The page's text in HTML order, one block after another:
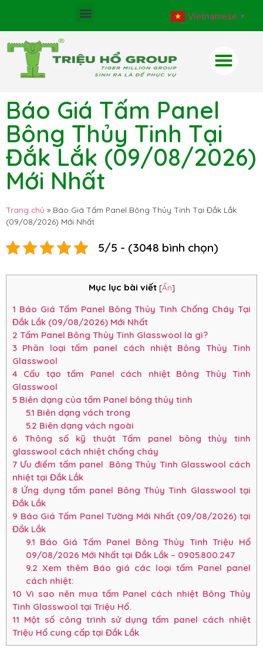
Vietnamese ▼
Báo Giá Tấm Panel
Bông Thủy Tinh Tại
Đắk Lắk (09/08/2026)
Mới Nhất
Trang chủ » Báo Giá Tấm Panel Bông Thủy Tinh Tại Đắk Lắk
(09/08/2026) Mới Nhất
5/5 - (3048 bình chọn)
Mục lục bài viết [Ẩn]
1 Báo Giá Tấm Panel Bông Thủy Tinh Chống Cháy Tại
Đắk Lắk (09/08/2026) Mới Nhất
2 Tấm Panel Bông Thủy Tinh Glasswool là gì?
3 Phân loại tấm panel cách nhiệt Bông Thủy Tinh
Glasswool
4 Cấu tạo tấm Panel cách nhiệt Bông Thủy Tinh
Glasswool
5 Biên dạng của tấm Panel bông thủy tinh
5.1 Biên dạng vách trong
5.2 Biên dạng vách ngoài
6 Thông số kỹ thuật Tấm panel bông thủy tinh
glasswool cách nhiệt chống cháy
7 Ưu điểm tấm panel Bông Thủy Tinh Glasswool cách
nhiệt tại Đắk Lắk
8 Ứng dụng tấm panel Bông Thủy Tinh Glasswool tại
Đắk Lắk
9 Báo Giá Tấm Panel Tường Mới Nhất (09/08/2026) tại
Đắk Lắk
9.1 Báo Giá Tấm Panel Bông Thủy Tinh Triệu Hổ
09/08/2026 Mới Nhất tại Đắk Lắk – 0905.800.247
9.2 Xem thêm Báo giá các loại tấm Panel panel
cách nhiệt:
10 Vì sao nên mua tấm Panel cách nhiệt Bông Thủy
Tinh Glasswool tại Triệu Hổ.
11 Một số công trình sử dụng tấm panel cách nhiệt
Triệu Hổ cung cấp tại Đắk Lắk